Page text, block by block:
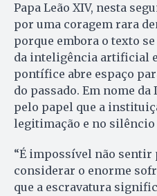
Papa Leão XIV, nesta
por uma coragem rara
porque embora o texto
da inteligência artificial
pontífice abre espaço
do passado. Em nome
pelo papel que a
legitimação e no silêncio
“É impossível não sentir
considerar o enorme
que a escravatura